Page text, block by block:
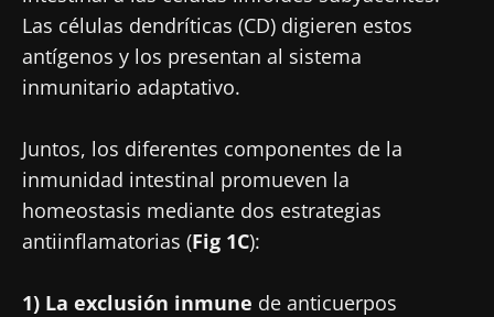
Las células dendríticas (CD) digieren estos
antígenos y los presentan al sistema
inmunitario adaptativo.
Juntos, los diferentes componentes de la
inmunidad intestinal promueven la
homeostasis mediante dos estrategias
antiinflamatorias (Fig 1C):
1) La exclusión inmune de anticuerpos